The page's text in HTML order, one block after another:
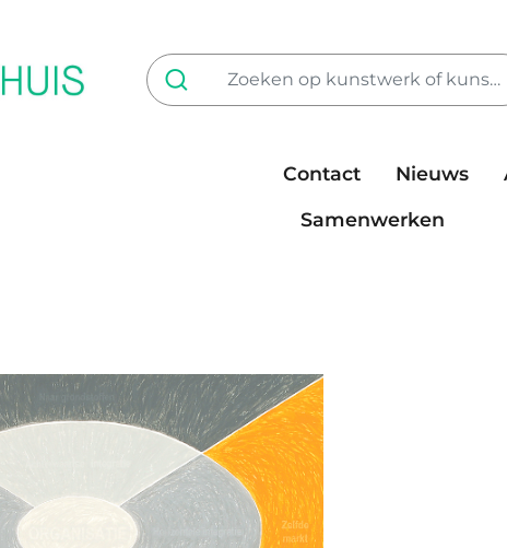
Contact Nieuws
Samenwerken